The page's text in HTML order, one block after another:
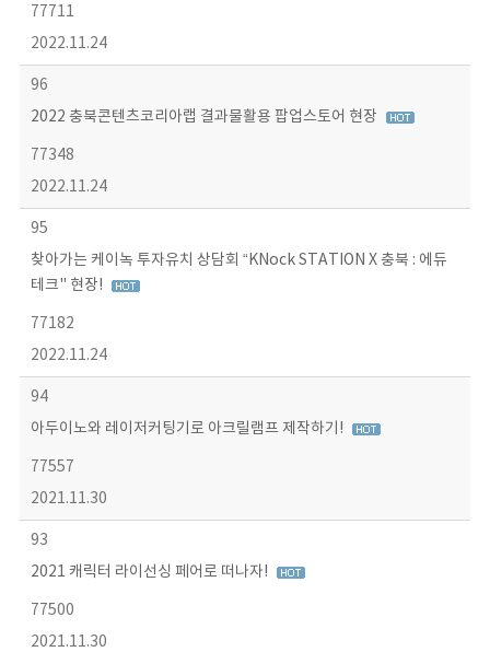
77711
2022.11.24
96
2022 충북콘텐츠코리아랩 결과물활용 팝업스토어 현장
77348
2022.11.24
95
찾아가는 케이녹 투자유치 상담회 “KNock STATION X 충북 : 에듀
테크" 현장!
77182
2022.11.24
94
아두이노와 레이저커팅기로 아크릴램프 제작하기!
77557
2021.11.30
93
2021 캐릭터 라이선싱 페어로 떠나자!
77500
2021.11.30